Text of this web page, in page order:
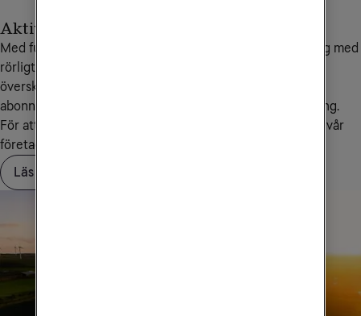
Aktivera Saldotak
Med funktionen Saldotak kan du som har ett abonnemang med
rörligt pris sätta en spärr vid ett belopp som inte får
överskridas. När saldotaket är uppnått spärras ditt
abonnemang samt eventuella gratistjänster för användning.
För att aktivera, ändra eller ta bort saldotak kontaktar du vår
företagskundservice på
Läs mer om Saldotak